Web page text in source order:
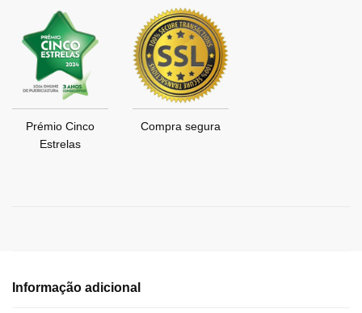
Prémio Cinco
Estrelas
Compra segura
Informação adicional